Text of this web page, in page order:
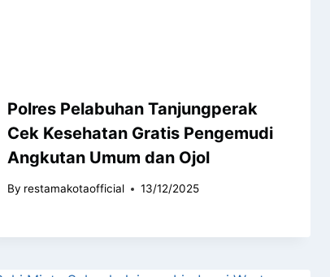
Polres Pelabuhan Tanjungperak
Cek Kesehatan Gratis Pengemudi
Angkutan Umum dan Ojol
By restamakotaofficial 13/12/2025